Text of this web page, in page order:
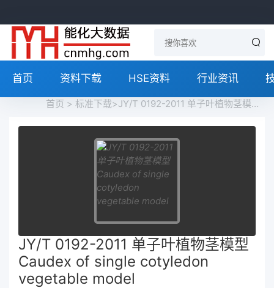
首页 资料下载 HSE资料 行业资讯
首页 > 标准下载>JY/T 0192-2011 单子叶植物茎模型 Caudex of single cotyledon vegetable model免费下载
JY/T 0192-2011 单子叶植物茎模型
Caudex of single cotyledon
vegetable model